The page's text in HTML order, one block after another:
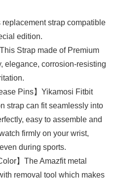
replacement strap compatible
edition.
Strap made of Premium
elegance, corrosion-resisting
Pins】Yikamosi Fitbit
strap can fit seamlessly into
easy to assemble and
firmly on your wrist,
during sports.
】The Amazfit metal
removal tool which makes